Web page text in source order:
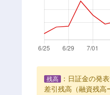
残高
：日証金の発
差引残高（融資残高